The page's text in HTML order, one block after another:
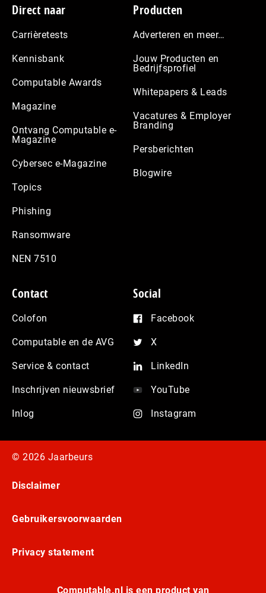
Footer
Direct naar
Carrièretests
Kennisbank
Computable Awards
Magazine
Ontvang Computable e-
Magazine
Cybersec e-Magazine
Topics
Phishing
Ransomware
NEN 7510
Producten
Adverteren en meer…
Jouw Producten en
Bedrijfsprofiel
Whitepapers & Leads
Vacatures & Employer
Branding
Persberichten
Blogwire
Contact
Colofon
Computable en de AVG
Service & contact
Inschrijven nieuwsbrief
Inlog
Social
Facebook
X
LinkedIn
YouTube
Instagram
© 2026 Jaarbeurs
Disclaimer
Gebruikersvoorwaarden
Privacy statement
Computable.nl is een product van